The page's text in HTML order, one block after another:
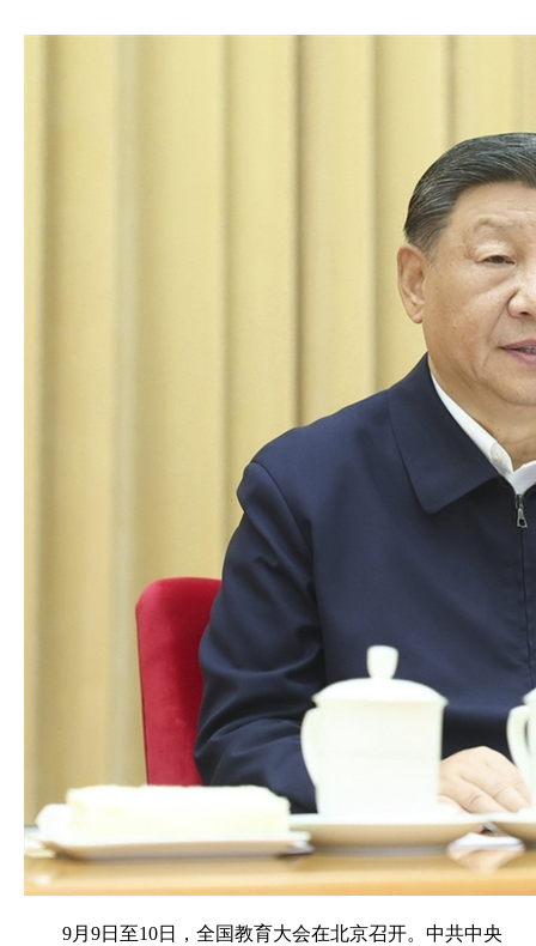
9月9日至10日，全国教育大会在北京召开。中共中央